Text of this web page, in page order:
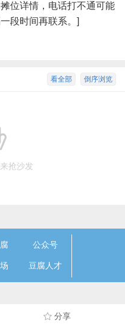
位详情，电话打不通可能
段时间再联系。]
倒序浏览
看全部
抢沙发
分享
公众号
豆腐人才